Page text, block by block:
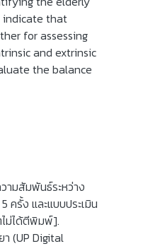
indicate that
for assessing
and extrinsic
the balance
ามสัมพันธ์ระหว่าง
ครั้ง และแบบประเมิน
ม่ได้ตีพิมพ์].
(UP Digital